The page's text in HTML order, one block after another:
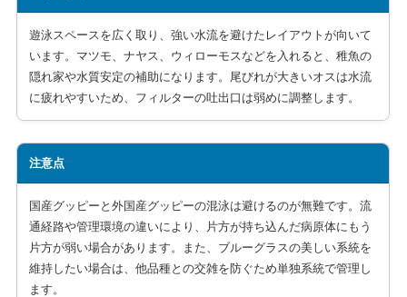
遊泳スペースを広く取り、強い水流を避けたレイアウトが向いて
います。マツモ、ナヤス、ウィローモスなどを入れると、稚魚の
隠れ家や水質安定の補助になります。尾びれが大きいオスは水流
に疲れやすいため、フィルターの吐出口は弱めに調整します。
注意点
国産グッピーと外国産グッピーの混泳は避けるのが無難です。流
通経路や管理環境の違いにより、片方が持ち込んだ病原体にもう
片方が弱い場合があります。また、ブルーグラスの美しい系統を
維持したい場合は、他品種との交雑を防ぐため単独系統で管理し
ます。